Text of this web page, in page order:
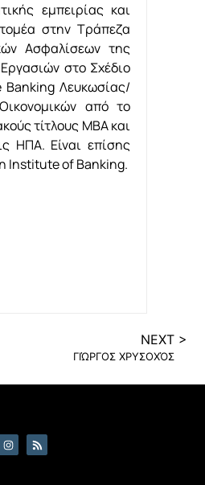
εμπειρίας και
στην Τράπεζα
Ασφαλίσεων της
στο Σχέδιο
Banking Λευκωσίας/
από το
τίτλους MBA και
ΗΠΑ. Είναι επίσης
Institute of Banking.
NEXT >
ΓΙΏΡΓΟΣ ΧΡΥΣΟΧΌΣ